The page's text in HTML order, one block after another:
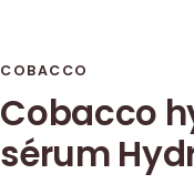
COBACCO
Cobacco
sérum